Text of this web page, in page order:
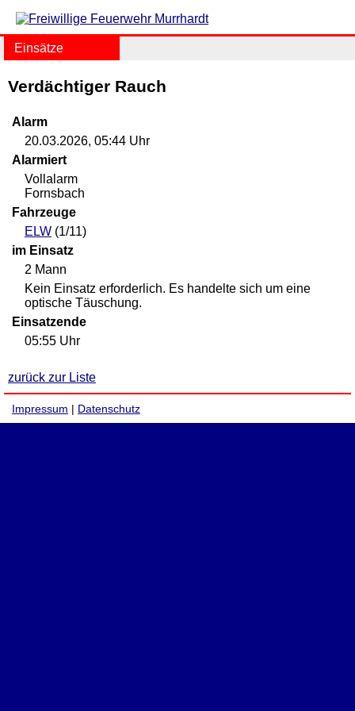
Einsätze
Verdächtiger Rauch
Alarm
20.03.2026, 05:44 Uhr
Alarmiert
Vollalarm
Fornsbach
Fahrzeuge
ELW (1/11)
im Einsatz
2 Mann
Kein Einsatz erforderlich. Es handelte sich um eine
optische Täuschung.
Einsatzende
05:55 Uhr
zurück zur Liste
Impressum | Datenschutz